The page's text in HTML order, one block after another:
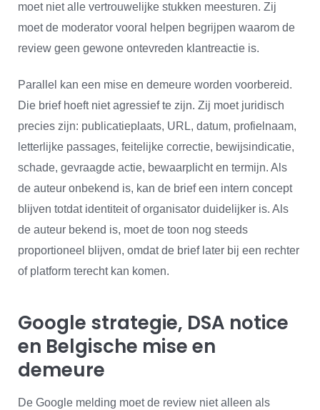
moet niet alle vertrouwelijke stukken meesturen. Zij
moet de moderator vooral helpen begrijpen waarom de
review geen gewone ontevreden klantreactie is.
Parallel kan een mise en demeure worden voorbereid.
Die brief hoeft niet agressief te zijn. Zij moet juridisch
precies zijn: publicatieplaats, URL, datum, profielnaam,
letterlijke passages, feitelijke correctie, bewijsindicatie,
schade, gevraagde actie, bewaarplicht en termijn. Als
de auteur onbekend is, kan de brief een intern concept
blijven totdat identiteit of organisator duidelijker is. Als
de auteur bekend is, moet de toon nog steeds
proportioneel blijven, omdat de brief later bij een rechter
of platform terecht kan komen.
Google strategie, DSA notice
en Belgische mise en
demeure
De Google melding moet de review niet alleen als